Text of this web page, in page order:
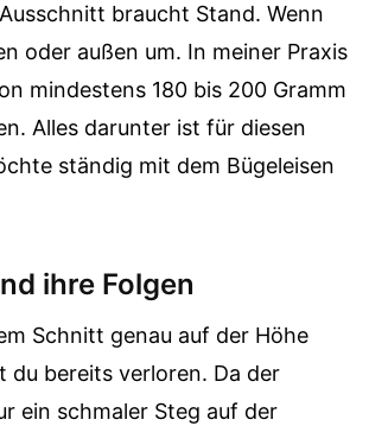
braucht Stand. Wenn
oder außen um. In meiner Praxis
mindestens 180 bis 200 Gramm
Alles darunter ist für diesen
ständig mit dem Bügeleisen
ihre Folgen
Schnitt genau auf der Höhe
du bereits verloren. Da der
ein schmaler Steg auf der